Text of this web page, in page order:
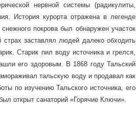
нервной системы (радикулиты,
История курорта отражена в легенде
покрова был обнаружен участок
заставлял людей далеко обходить
Старик пил воду источника и грелся,
его здоровым. В 1868 году Тальский
тальскую воду и продавал как
по изучению Тальского источника, его
открыт санаторий «Горячие Ключи».